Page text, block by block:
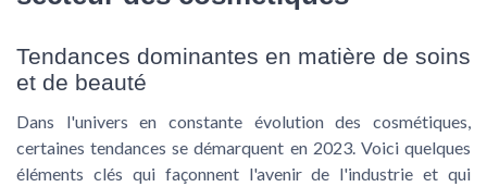
Tendances dominantes en matière de soins
et de beauté
Dans l'univers en constante évolution des cosmétiques,
certaines tendances se démarquent en 2023. Voici quelques
éléments clés qui façonnent l'avenir de l'industrie et qui